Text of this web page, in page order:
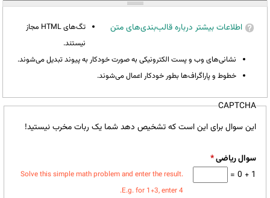
اطلاعات بیشتر درباره قالب‌بندی‌های متن
تگ‌های HTML مجاز
نیستند.
نشانی‌های وب و پست الکترونیکی به صورت خودکار به پیوند تبدیل می‌شوند.
خطوط و پاراگراف‌ها بطور خودکار اعمال می‌شوند.
CAPTCHA
این سوال برای این است که تشخیص دهد شما یک ربات مخرب نیستید!
سوال ریاضی*
1 + 0 =
Solve this simple math problem and enter the result.
E.g. for 1+3, enter 4.